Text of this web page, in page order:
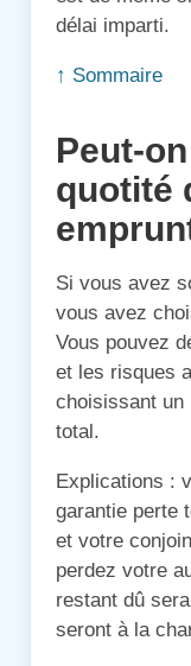
délai imparti.
↑ Sommaire
Peut-
quotité
Si vous avez
vous avez
Vous pouvez
et les risques
choisissant un
total.
Explications :
garantie perte
et votre
perdez votre
restant dû
seront à la